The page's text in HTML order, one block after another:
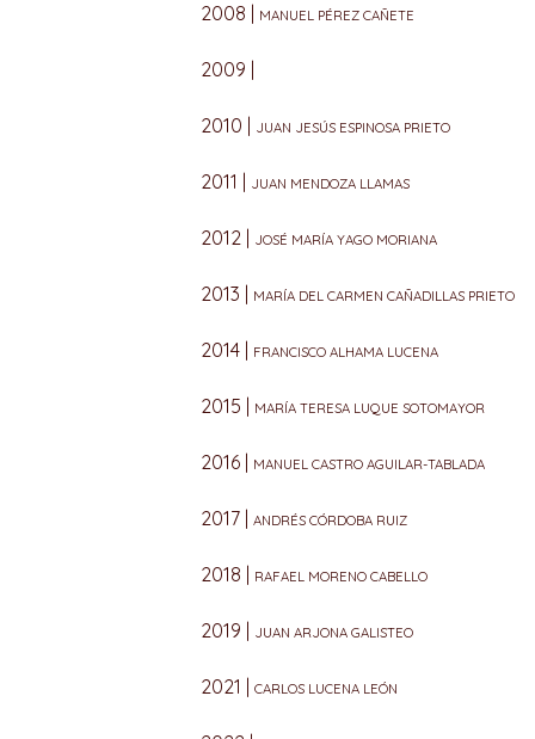
2008 | MANUEL PÉREZ CAÑETE
2009 |
2010 | JUAN JESÚS ESPINOSA PRIETO
2011 | JUAN MENDOZA LLAMAS
2012 | JOSÉ MARÍA YAGO MORIANA
2013 | MARÍA DEL CARMEN CAÑADILLAS PRIETO
2014 | FRANCISCO ALHAMA LUCENA
2015 | MARÍA TERESA LUQUE SOTOMAYOR
2016 | MANUEL CASTRO AGUILAR-TABLADA
2017 | ANDRÉS CÓRDOBA RUIZ
2018 | RAFAEL MORENO CABELLO
2019 | JUAN ARJONA GALISTEO
2021 | CARLOS LUCENA LEÓN